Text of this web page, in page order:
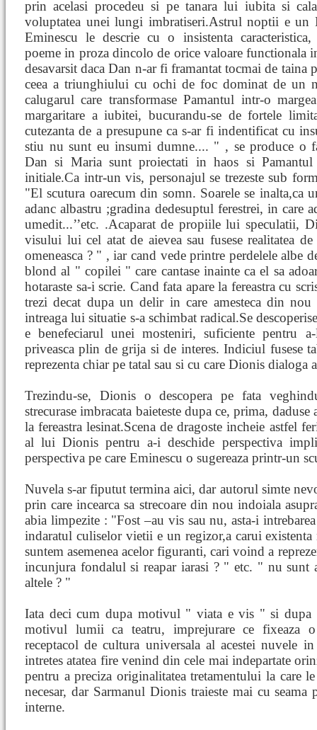
prin acelasi procedeu si pe tanara lui iubita si
voluptatea unei lungi imbratiseri.Astrul noptii e un
Eminescu le descrie cu o insistenta
poeme in proza dincolo de orice valoare functionala
desavarsit daca Dan n-ar fi framantat tocmai de taina
ceea a triunghiului cu ochi de foc dominat de un
calugarul care transformase Pamantul intr-o
margaritare a iubitei, bucurandu-se de fortele
cutezanta de a presupune ca s-ar fi indentificat cu
stiu nu sunt eu insumi dumne.... " , se produce o
Dan si Maria sunt proiectati in haos si Pamantul
initiale.Ca intr-un vis, personajul se trezeste sub
"El scutura oarecum din somn. Soarele se inalta,ca
adanc albastru ;gradina dedesuptul ferestrei, in care
umedit...’’etc. .Acaparat de propiile lui speculatii,
visului lui cel atat de aievea sau fusese realitatea
omeneasca ? " , iar cand vede printre perdelele albe
blond al " copilei " care cantase inainte ca el sa
hotaraste sa-i scrie. Cand fata apare la fereastra cu
trezi decat dupa un delir in care amesteca din nou
intreaga lui situatie s-a schimbat radical.Se
e benefeciarul unei mosteniri, suficiente pentru
priveasca plin de grija si de interes. Indiciul fusese
reprezenta chiar pe tatal sau si cu care Dionis dialoga
Trezindu-se, Dionis o descopera pe fata
strecurase imbracata baieteste dupa ce, prima,
la fereastra lesinat.Scena de dragoste incheie astfel
al lui Dionis pentru a-i deschide perspectiva
perspectiva pe care Eminescu o sugereaza printr-un
Nuvela s-ar fiputut termina aici, dar autorul simte
prin care incearca sa strecoare din nou indoiala
abia limpezite : "Fost –au vis sau nu, asta-i
indaratul culiselor vietii e un regizor,a carui
suntem asemenea acelor figuranti, cari voind a
incunjura fondalul si reapar iarasi ? " etc. " nu sunt
altele ? "
Iata deci cum dupa motivul " viata e vis " si dupa
motivul lumii ca teatru, imprejurare ce fixeaza
receptacol de cultura universala al acestei nuvele
intretes atatea fire venind din cele mai indepartate
pentru a preciza originalitatea tretamentului la care
necesar, dar Sarmanul Dionis traieste mai cu seama
interne.